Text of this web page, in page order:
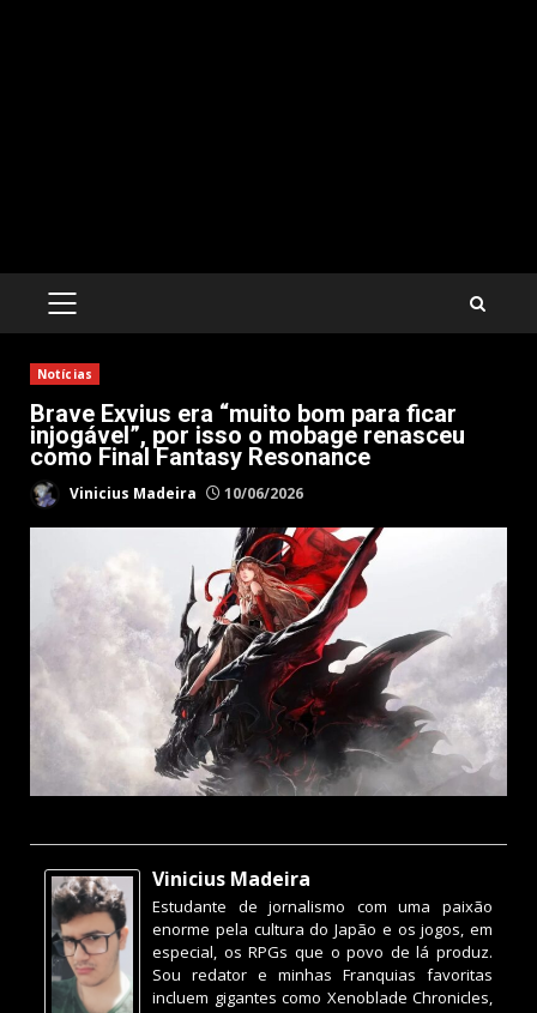
PRIMARY
Notícias
Brave Exvius era “muito bom para ficar
injogável”, por isso o mobage renasceu
como Final Fantasy Resonance
Vinicius Madeira 10/06/2026
Vinicius Madeira
Estudante de jornalismo com uma paixão
enorme pela cultura do Japão e os jogos, em
especial, os RPGs que o povo de lá produz.
Sou redator e minhas Franquias favoritas
incluem gigantes como Xenoblade Chronicles,